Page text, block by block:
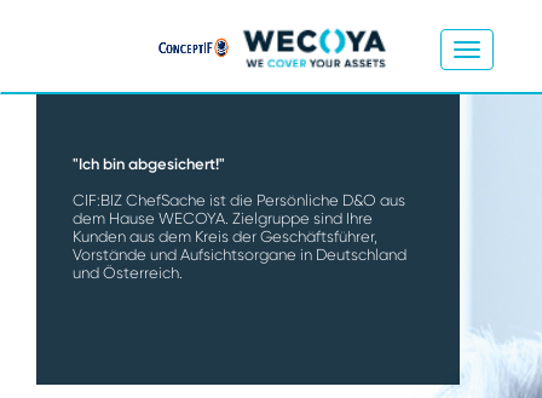
"Ich bin abgesichert!"
CIF:BIZ ChefSache ist die Persönliche D&O aus
dem Hause WECOYA. Zielgruppe sind Ihre
Kunden aus dem Kreis der Geschäftsführer,
Vorstände und Aufsichtsorgane in Deutschland
und Österreich.